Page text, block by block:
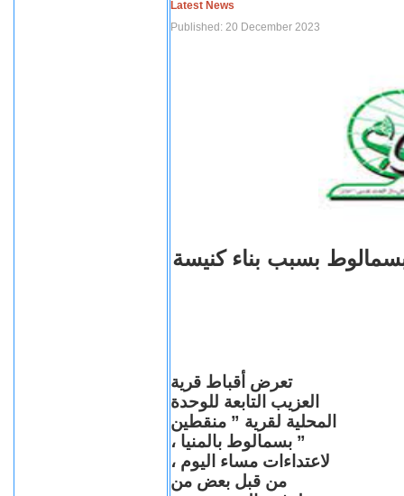
Latest News
Published: 20 December 2023
بسبب بناء كنيسة
تعرض أقباط قرية
العزيب التابعة للوحدة
المحلية لقرية ” منقطين
” بسمالوط بالمنيا ،
لاعتداءات مساء اليوم ،
من قبل بعض من